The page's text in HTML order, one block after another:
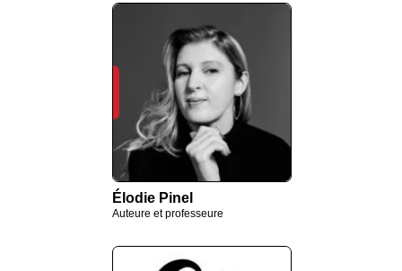
Élodie Pinel
Auteure et professeure